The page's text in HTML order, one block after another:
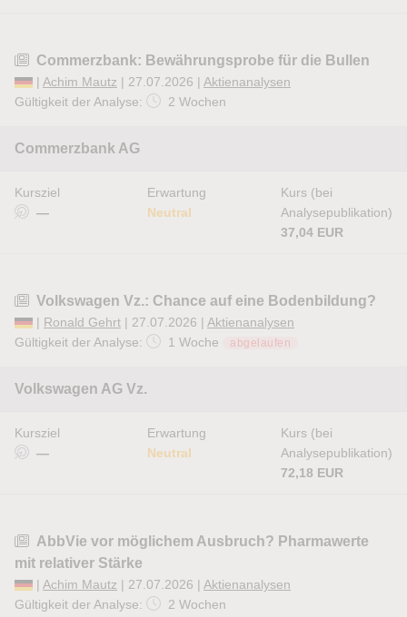
Commerzbank: Bewährungsprobe für die Bullen
| Achim Mautz | 27.07.2026 | Aktienanalysen
Gültigkeit der Analyse:
2 Wochen
Commerzbank AG
Kursziel
—
Erwartung
Neutral
Kurs (bei
Analysepublikation)
37,04 EUR
Volkswagen Vz.: Chance auf eine Bodenbildung?
| Ronald Gehrt | 27.07.2026 | Aktienanalysen
Gültigkeit der Analyse:
1 Woche abgelaufen
Volkswagen AG Vz.
Kursziel
—
Erwartung
Neutral
Kurs (bei
Analysepublikation)
72,18 EUR
AbbVie vor möglichem Ausbruch? Pharmawerte
mit relativer Stärke
| Achim Mautz | 27.07.2026 | Aktienanalysen
Gültigkeit der Analyse:
2 Wochen